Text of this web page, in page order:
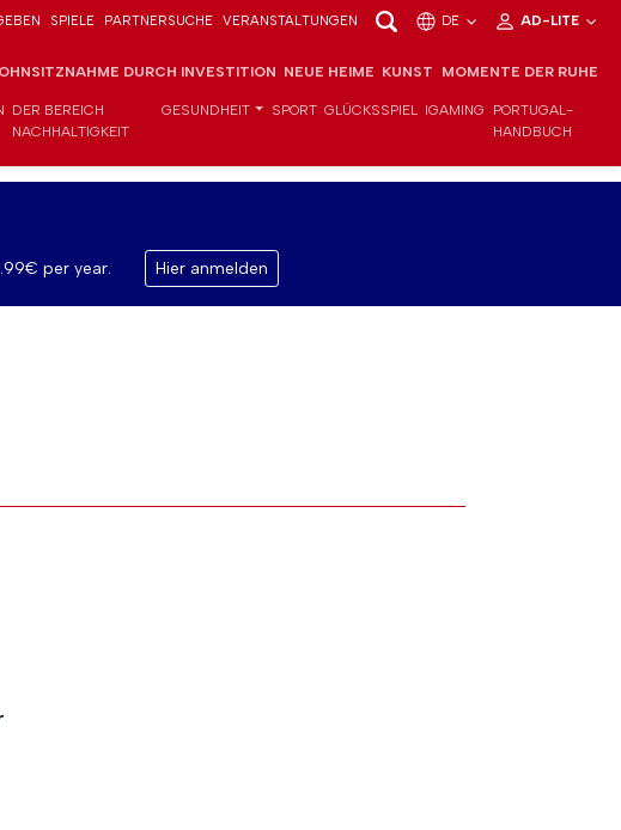
SPIELE PARTNERSUCHE VERANSTALTUNGEN DE AD-LITE
DURCH INVESTITION NEUE HEIME KUNST MOMENTE DER RUHE
DER BEREICH
NACHHALTIGKEIT
GESUNDHEIT SPORT GLÜCKSSPIEL IGAMING
PORTUGAL-
HANDBUCH
per year. Hier anmelden